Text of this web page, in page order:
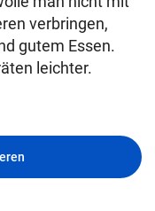
verbringen,
gutem Essen.
leichter.